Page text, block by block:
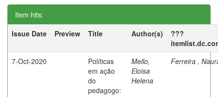
Item hits:
Issue Date
Preview Title Author(s)
???
7-Oct-2020
Políticas
em ação
do
pedagogo:
Mello,
Eloisa
Helena
Ferreira ,